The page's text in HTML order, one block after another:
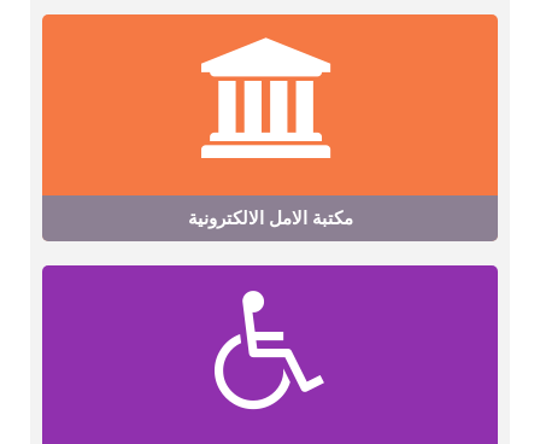
مكتبة الامل الالكترونية